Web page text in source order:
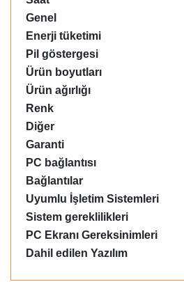
Genel
Enerji tüketimi
Pil göstergesi
Ürün boyutları
Ürün ağırlığı
Renk
Diğer
Garanti
PC bağlantısı
Bağlantılar
Uyumlu İşletim Sistemleri
Sistem gereklilikleri
PC Ekranı Gereksinimleri
Dahil edilen Yazılım